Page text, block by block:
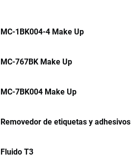
MC-1BK004-4 Make Up
MC-767BK Make Up
MC-7BK004 Make Up
Removedor de etiquetas y adhesivos
Fluido T3